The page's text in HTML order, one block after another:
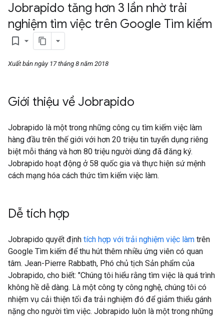
Jobrapido tăng hơn 3 lần nhờ trải
nghiệm tìm việc trên Google Tìm kiếm
bookmark_border
Xuất bản ngày 17 tháng 8 năm 2018
Giới thiệu về Jobrapido
Jobrapido là một trong những công cụ tìm kiếm việc làm
hàng đầu trên thế giới với hơn 20 triệu tin tuyển dụng riêng
biệt mỗi tháng và hơn 80 triệu người dùng đã đăng ký.
Jobrapido hoạt động ở 58 quốc gia và thực hiện sứ mệnh
cách mạng hóa cách thức tìm kiếm việc làm.
Dễ tích hợp
Jobrapido quyết định tích hợp với trải nghiệm việc làm trên
Google Tìm kiếm để thu hút thêm nhiều ứng viên có quan
tâm. Jean-Pierre Rabbath, Phó chủ tịch Sản phẩm của
Jobrapido, cho biết: "Chúng tôi hiểu rằng tìm việc là quá trình
không hề dễ dàng. Là một công ty công nghệ, chúng tôi có
nhiệm vụ cải thiện tối đa trải nghiệm đó để giảm thiểu gánh
nặng cho người tìm việc. Jobrapido luôn là một trong những